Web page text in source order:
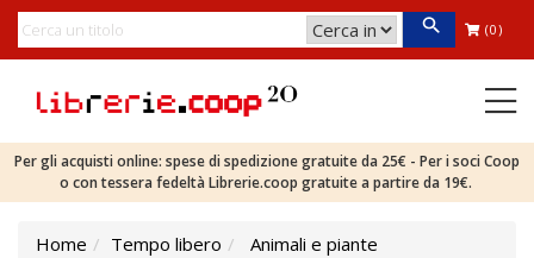
(0)
Per gli acquisti online: spese di spedizione gratuite da 25€ - Per i soci Coop
o con tessera fedeltà Librerie.coop gratuite a partire da 19€.
Home Tempo libero
Animali e piante